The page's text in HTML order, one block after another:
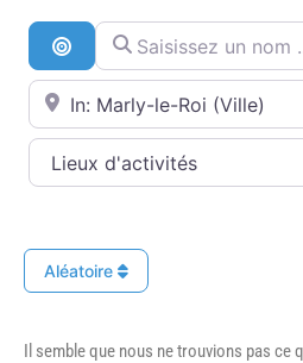
Recherche par distance
Saisissez un nom ...
Proche de...
Aléatoire
Il semble que nous ne trouvions pas ce